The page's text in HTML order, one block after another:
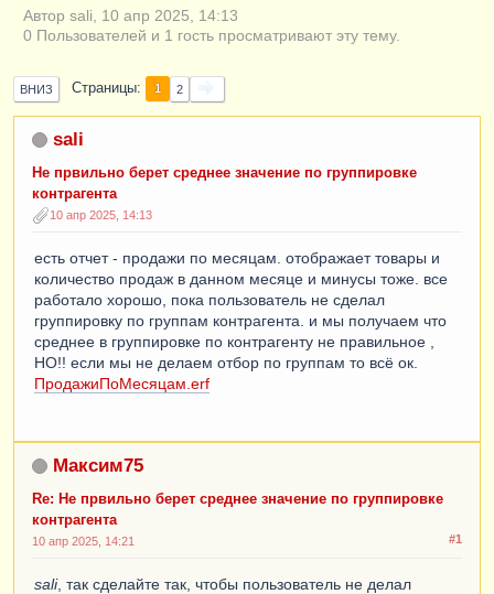
Автор sali, 10 апр 2025, 14:13
0 Пользователей и 1 гость просматривают эту тему.
ВНИЗ Страницы 1 2
sali
Не првильно берет среднее значение по группировке
контрагента
10 апр 2025, 14:13
есть отчет - продажи по месяцам. отображает товары и
количество продаж в данном месяце и минусы тоже. все
работало хорошо, пока пользователь не сделал
группировку по группам контрагента. и мы получаем что
среднее в группировке по контрагенту не правильное ,
НО!! если мы не делаем отбор по группам то всё ок.
ПродажиПоМесяцам.erf
Максим75
Re: Не првильно берет среднее значение по группировке
контрагента
#1
10 апр 2025, 14:21
sali, так сделайте так, чтобы пользователь не делал